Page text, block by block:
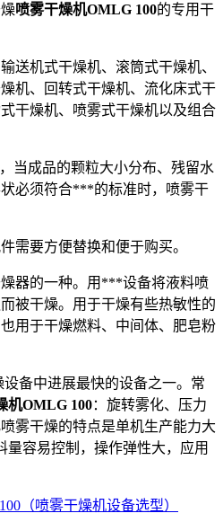
喷雾干燥机OMLG 100的专用干
送机式干燥机、滚筒式干燥机、
机、回转式干燥机、流化床式干
干燥机、喷雾式干燥机以及组合
，当成品的颗粒大小分布、残留水
必须符合***的标准时，喷雾干
需要方便替换和便于购买。
器的一种。用***设备将液料喷
被干燥。用于干燥有些热敏性的
用于干燥燃料、中间体、肥皂粉
备中进展最快的设备之一。常
机OMLG 100：旋转雾化、压力
雾干燥的特点是单机生产能力大
量容易控制，操作弹性大，应用